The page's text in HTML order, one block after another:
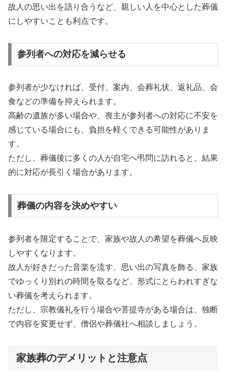
故人の思い出を語り合うなど、親しい人を中心とした葬儀
にしやすいことも利点です。
参列者への対応を減らせる
参列者が少なければ、受付、案内、会葬礼状、返礼品、会
食などの準備を抑えられます。
高齢の遺族が多い場合や、喪主が参列者への対応に不安を
感じている場合にも、負担を軽くできる可能性がありま
す。
ただし、葬儀後に多くの人が自宅へ弔問に訪れると、結果
的に対応が長引く場合があります。
葬儀の内容を決めやすい
参列者を限定することで、家族や故人の希望を葬儀へ反映
しやすくなります。
故人が好きだった音楽を流す、思い出の写真を飾る、家族
でゆっくり別れの時間を取るなど、形式にとらわれすぎな
い葬儀を考えられます。
ただし、宗教儀礼を行う場合や菩提寺がある場合は、独断
で内容を変更せず、僧侶や葬儀社へ相談しましょう。
家族葬のデメリットと注意点